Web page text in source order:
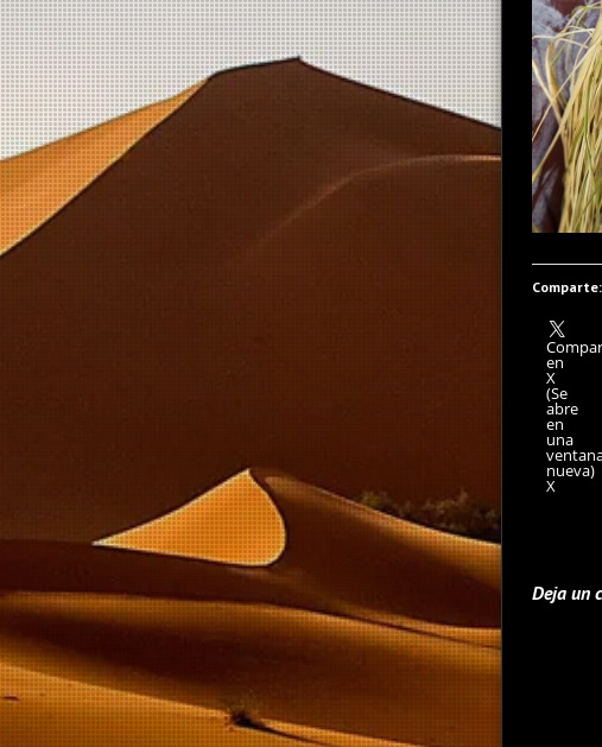
Comparte:
en
X
(Se
abre
en
una
nueva)
X
Deja un